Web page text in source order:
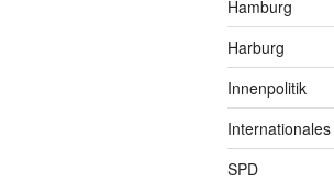
Hamburg
Harburg
Innenpolitik
Internationales
SPD